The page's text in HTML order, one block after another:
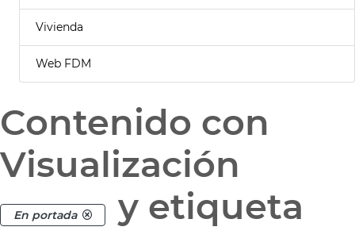
Vivienda
Web FDM
Contenido con
Visualización
En portada
y etiqueta